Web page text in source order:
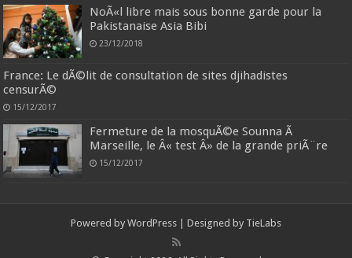
NoÃ«l libre mais sous bonne garde pour la
Pakistanaise Asia Bibi
23/12/2018
France: Le dÃ©lit de consultation de sites djihadistes
censurÃ©
15/12/2017
Fermeture de la mosquÃ©e Sounna Ã
Marseille, le Â« test Â» de la grande priÃ¨re
15/12/2017
Powered by WordPress | Designed by TieLabs